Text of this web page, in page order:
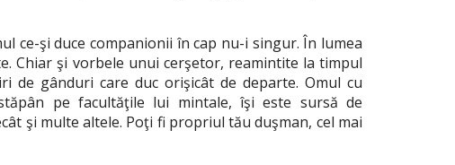
ce-şi duce companionii în cap nu-i singur. În lumea
Chiar şi vorbele unui cerşetor, reamintite la timpul
de gânduri care duc orişicât de departe. Omul cu
pe facultăţile lui mintale, îşi este sursă de
şi multe altele. Poţi fi propriul tău duşman, cel mai